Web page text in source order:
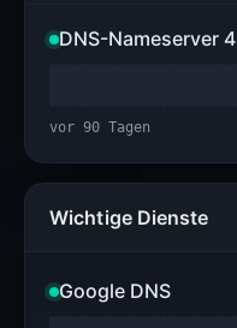
DNS-Nameserver 4
vor 90 Tagen
Wichtige Dienste
Google DNS